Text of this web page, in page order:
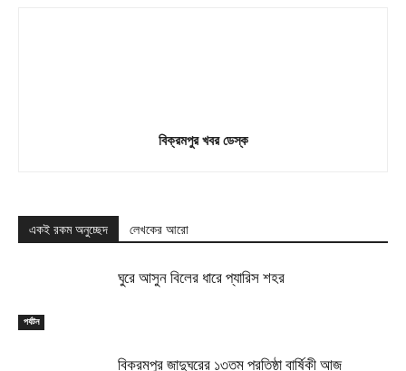
বিক্রমপুর খবর ডেস্ক
একই রকম অনুচ্ছেদ লেখকের আরো
পর্যটন
ঘুরে আসুন বিলের ধারে প্যারিস শহর
বিক্রমপুর জাদুঘরের ১৩তম প্রতিষ্ঠা বার্ষিকী আজ